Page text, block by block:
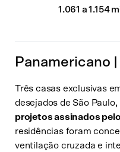
1.061 a 1.154
Panamericano
Três casas exclusivas
desejados de São
projetos assinados
residências foram
ventilação cruzada e